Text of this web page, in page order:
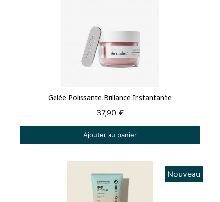
Aperçu rapide
Gelée Polissante Brillance Instantanée
37,90 €
Ajouter au panier
Nouveau